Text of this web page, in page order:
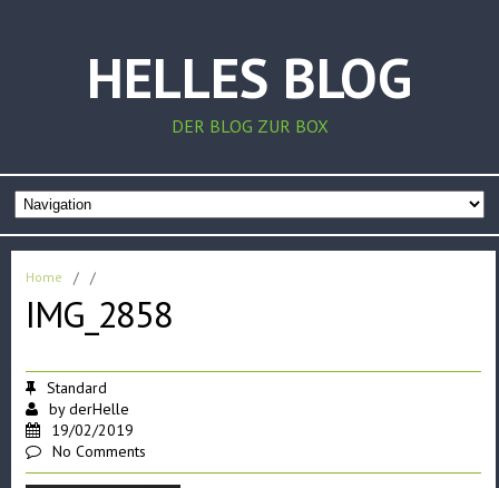
HELLES BLOG
DER BLOG ZUR BOX
Home / /
IMG_2858
Standard
byderHelle
19/02/2019
No Comments